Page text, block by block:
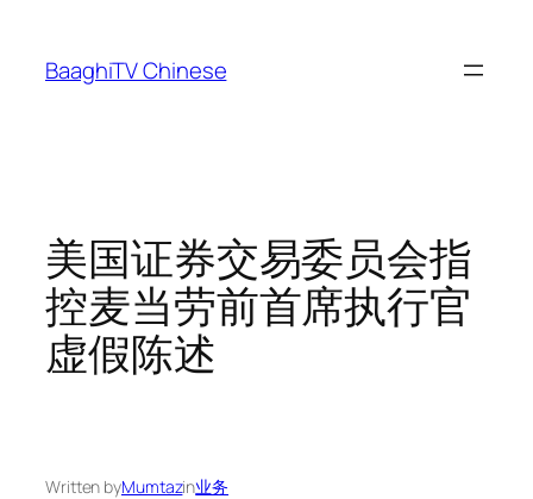
content
BaaghiTV Chinese
美国证券交易委员会指
控麦当劳前首席执行官
虚假陈述
Written byMumtazin业务